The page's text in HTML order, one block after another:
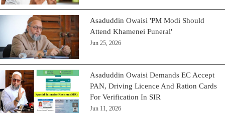
Asaduddin Owaisi 'PM Modi Should
Attend Khamenei Funeral'
Jun 25, 2026
Asaduddin Owaisi Demands EC Accept
PAN, Driving Licence And Ration Cards
For Verification In SIR
Jun 11, 2026